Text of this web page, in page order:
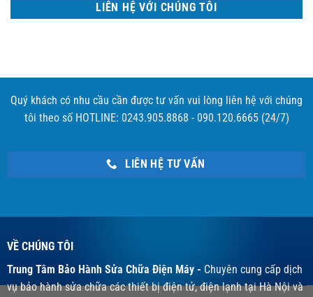
LIÊN HỆ VỚI CHÚNG TÔI
Quý khách có nhu cầu cần được tư vấn vui lòng liên hệ với chúng
tôi theo số HOTLINE: 0243.905.8868 - 090.120.6665 (24/7)
LIÊN HỆ TƯ VẤN
VỀ CHÚNG TÔI
Trung Tâm Bảo Hành Sửa Chữa Điện Máy - Chuyên cung cấp dịch
vụ bảo hành sửa chữa các thiết bị điện tử, điện lạnh tại Hà Nội và